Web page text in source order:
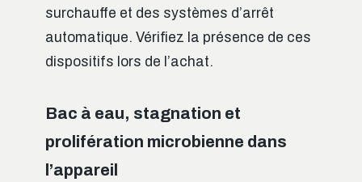
surchauffe et des systèmes d’arrêt
automatique. Vérifiez la présence de ces
dispositifs lors de l’achat.
Bac à eau, stagnation et
prolifération microbienne dans
l’appareil